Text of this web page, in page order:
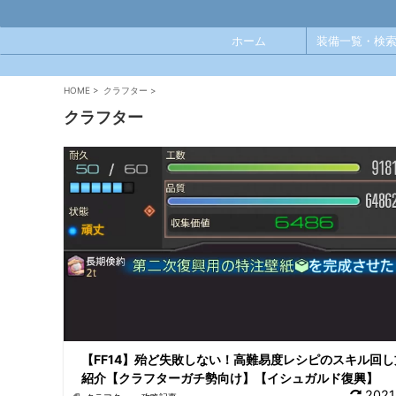
ホーム 装備一覧・検
HOME > クラフター >
クラフター
【FF14】殆ど失敗しない！高難易度レシピのスキル回
紹介【クラフターガチ勢向け】【イシュガルド復興】